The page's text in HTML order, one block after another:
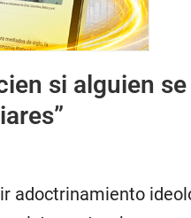
si alguien
adoctrinamiento